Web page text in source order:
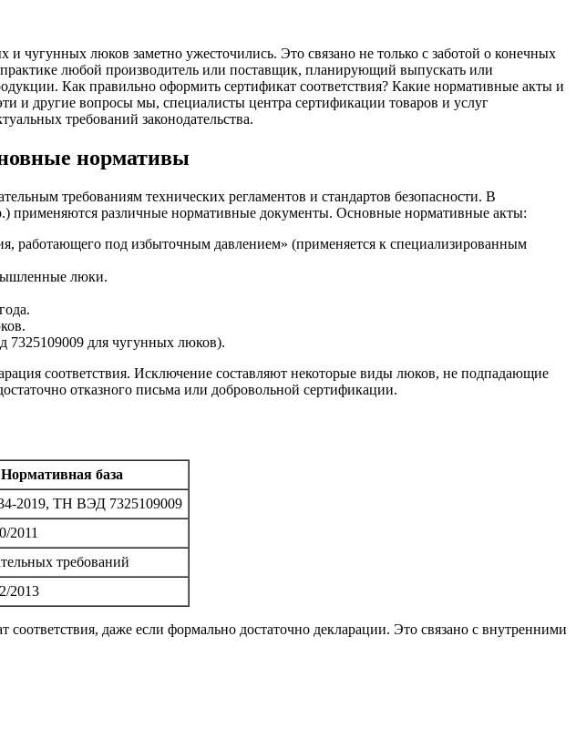
чугунных люков заметно ужесточились. Это связано не только с заботой о конечных
любой производитель или поставщик, планирующий выпускать или
Как правильно оформить сертификат соответствия? Какие нормативные акты и
и другие вопросы мы, специалисты центра сертификации товаров и услуг
требований законодательства.
нормативы
требованиям технических регламентов и стандартов безопасности. В
применяются различные нормативные документы. Основные нормативные акты:
работающего под избыточным давлением» (применяется к специализированным
люки.
для чугунных люков).
соответствия. Исключение составляют некоторые виды люков, не подпадающие
отказного письма или добровольной сертификации.
Нормативная база
2019, ТН ВЭД 7325109009
2011
требований
2013
даже если формально достаточно декларации. Это связано с внутренними